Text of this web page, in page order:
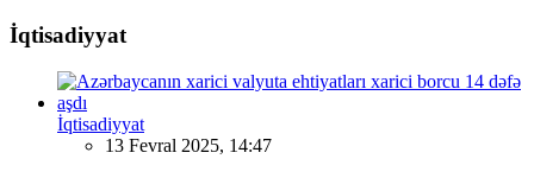
İqtisadiyyat
İqtisadiyyat
13 Fevral 2025, 14:47